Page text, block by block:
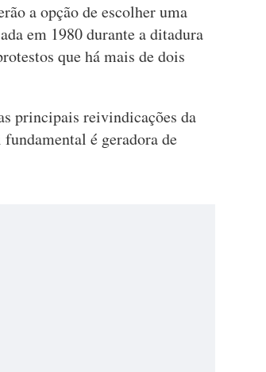
a opção de escolher uma
em 1980 durante a ditadura
que há mais de dois
principais reivindicações da
é geradora de